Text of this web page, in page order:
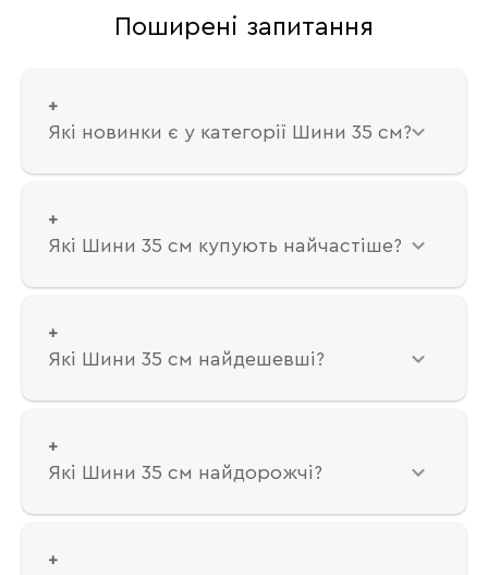
Поширені запитання
Які новинки є у категорії Шини 35 см?
Які Шини 35 см купують найчастіше?
Які Шини 35 см найдешевші?
Які Шини 35 см найдорожчі?